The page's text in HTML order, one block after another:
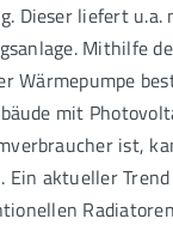
Dieser liefert
Mithilfe
mit
ist,
aktueller